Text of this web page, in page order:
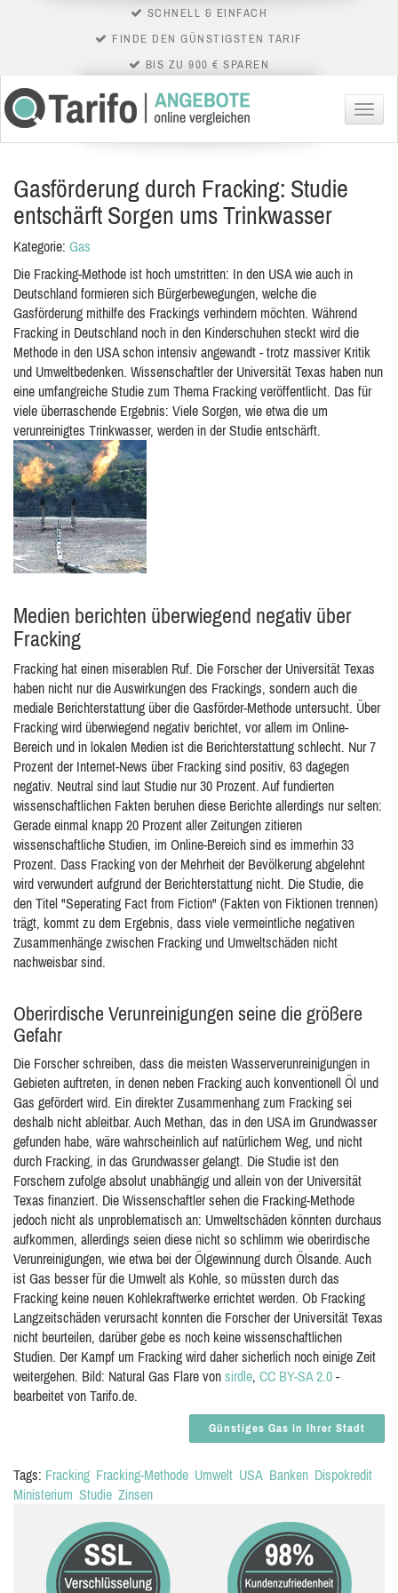
SCHNELL & EINFACH
FINDE DEN GÜNSTIGSTEN TARIF
BIS ZU 900 € SPAREN
Menü
Gasförderung durch Fracking: Studie
entschärft Sorgen ums Trinkwasser
Kategorie: Gas
Die Fracking-Methode ist hoch umstritten: In den USA wie auch in
Deutschland formieren sich Bürgerbewegungen, welche die
Gasförderung mithilfe des Frackings verhindern möchten. Während
Fracking in Deutschland noch in den Kinderschuhen steckt wird die
Methode in den USA schon intensiv angewandt - trotz massiver Kritik
und Umweltbedenken. Wissenschaftler der Universität Texas haben nun
eine umfangreiche Studie zum Thema Fracking veröffentlicht. Das für
viele überraschende Ergebnis: Viele Sorgen, wie etwa die um
verunreinigtes Trinkwasser, werden in der Studie entschärft.
Medien berichten überwiegend negativ über
Fracking
Fracking hat einen miserablen Ruf. Die Forscher der Universität Texas
haben nicht nur die Auswirkungen des Frackings, sondern auch die
mediale Berichterstattung über die Gasförder-Methode untersucht. Über
Fracking wird überwiegend negativ berichtet, vor allem im Online-
Bereich und in lokalen Medien ist die Berichterstattung schlecht. Nur 7
Prozent der Internet-News über Fracking sind positiv, 63 dagegen
negativ. Neutral sind laut Studie nur 30 Prozent. Auf fundierten
wissenschaftlichen Fakten beruhen diese Berichte allerdings nur selten:
Gerade einmal knapp 20 Prozent aller Zeitungen zitieren
wissenschaftliche Studien, im Online-Bereich sind es immerhin 33
Prozent. Dass Fracking von der Mehrheit der Bevölkerung abgelehnt
wird verwundert aufgrund der Berichterstattung nicht. Die Studie, die
den Titel "Seperating Fact from Fiction" (Fakten von Fiktionen trennen)
trägt, kommt zu dem Ergebnis, dass viele vermeintliche negativen
Zusammenhänge zwischen Fracking und Umweltschäden nicht
nachweisbar sind.
Oberirdische Verunreinigungen seine die größere
Gefahr
Die Forscher schreiben, dass die meisten Wasserverunreinigungen in
Gebieten auftreten, in denen neben Fracking auch konventionell Öl und
Gas gefördert wird. Ein direkter Zusammenhang zum Fracking sei
deshalb nicht ableitbar. Auch Methan, das in den USA im Grundwasser
gefunden habe, wäre wahrscheinlich auf natürlichem Weg, und nicht
durch Fracking, in das Grundwasser gelangt. Die Studie ist den
Forschern zufolge absolut unabhängig und allein von der Universität
Texas finanziert. Die Wissenschaftler sehen die Fracking-Methode
jedoch nicht als unproblematisch an: Umweltschäden könnten durchaus
aufkommen, allerdings seien diese nicht so schlimm wie oberirdische
Verunreinigungen, wie etwa bei der Ölgewinnung durch Ölsande. Auch
ist Gas besser für die Umwelt als Kohle, so müssten durch das
Fracking keine neuen Kohlekraftwerke errichtet werden. Ob Fracking
Langzeitschäden verursacht konnten die Forscher der Universität Texas
nicht beurteilen, darüber gebe es noch keine wissenschaftlichen
Studien. Der Kampf um Fracking wird daher sicherlich noch einige Zeit
weitergehen. Bild: Natural Gas Flare von sirdle, CC BY-SA 2.0 -
bearbeitet von Tarifo.de.
Günstiges Gas in Ihrer Stadt
Tags: Fracking Fracking-Methode Umwelt USA Banken Dispokredit
Ministerium Studie Zinsen